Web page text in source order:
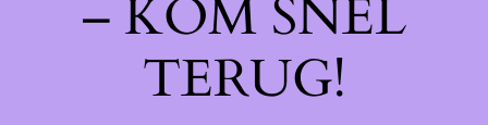
– KOM SNEL
TERUG!